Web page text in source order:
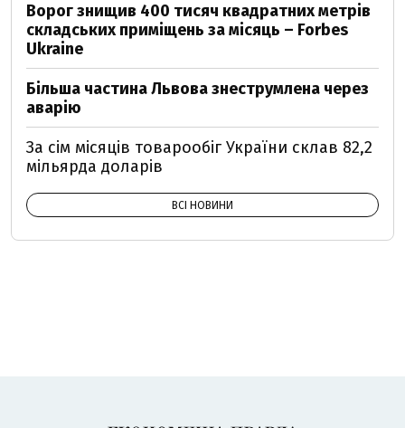
Ворог знищив 400 тисяч квадратних метрів
складських приміщень за місяць – Forbes
Ukraine
Більша частина Львова знеструмлена через
аварію
За сім місяців товарообіг України склав 82,2
мільярда доларів
ВСІ НОВИНИ